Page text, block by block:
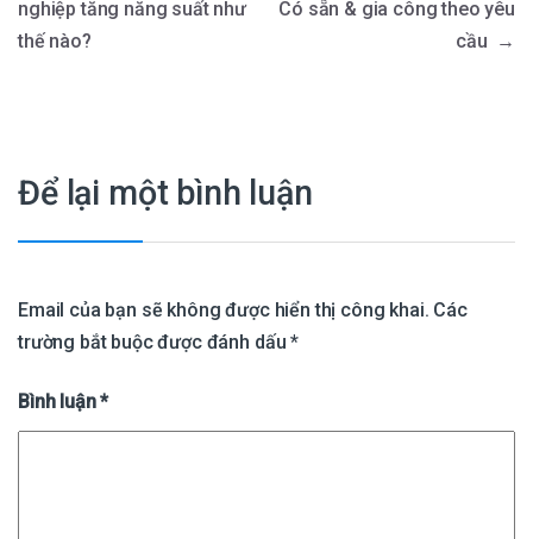
nghiệp tăng năng suất như
thế nào?
Có sẵn & gia công theo yêu
cầu →
Để lại một bình luận
Email của bạn sẽ không được hiển thị công khai. Các
trường bắt buộc được đánh dấu*
Bình luận*